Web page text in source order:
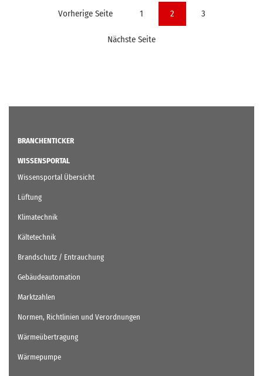
Seitennummerierung
Vorherige Seite 1 2 3
Nächste Seite
BRANCHENTICKER
WISSENSPORTAL
Wissensportal Übersicht
Lüftung
Klimatechnik
Kältetechnik
Brandschutz / Entrauchung
Gebäudeautomation
Marktzahlen
Normen, Richtlinien und Verordnungen
Wärmeübertragung
Wärmepumpe